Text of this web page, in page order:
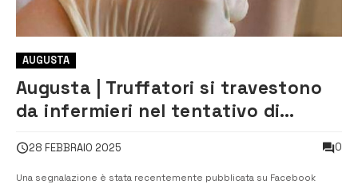
AUGUSTA
Augusta | Truffatori si travestono
da infermieri nel tentativo di
28 FEBBRAIO 2025 0
Una segnalazione è stata recentemente pubblicata su Facebook